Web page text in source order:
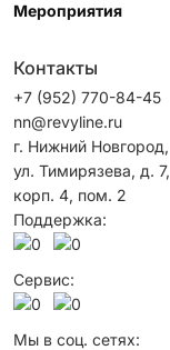
Мероприятия
Контакты
+7 (952) 770-84-45
nn@revyline.ru
г. Нижний Новгород,
ул. Тимирязева, д. 7,
корп. 4, пом. 2
Поддержка:
Сервис:
Мы в соц. сетях: